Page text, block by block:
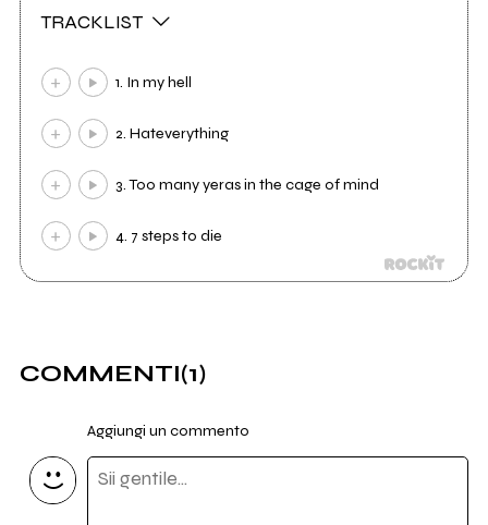
TRACKLIST
1. In my hell
2. Hateverything
3. Too many yeras in the cage of mind
4. 7 steps to die
COMMENTI(1)
Aggiungi un commento